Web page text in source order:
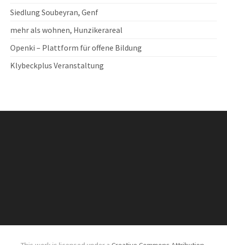
Siedlung Soubeyran, Genf
mehr als wohnen, Hunzikerareal
Openki – Plattform für offene Bildung
Klybeckplus Veranstaltung